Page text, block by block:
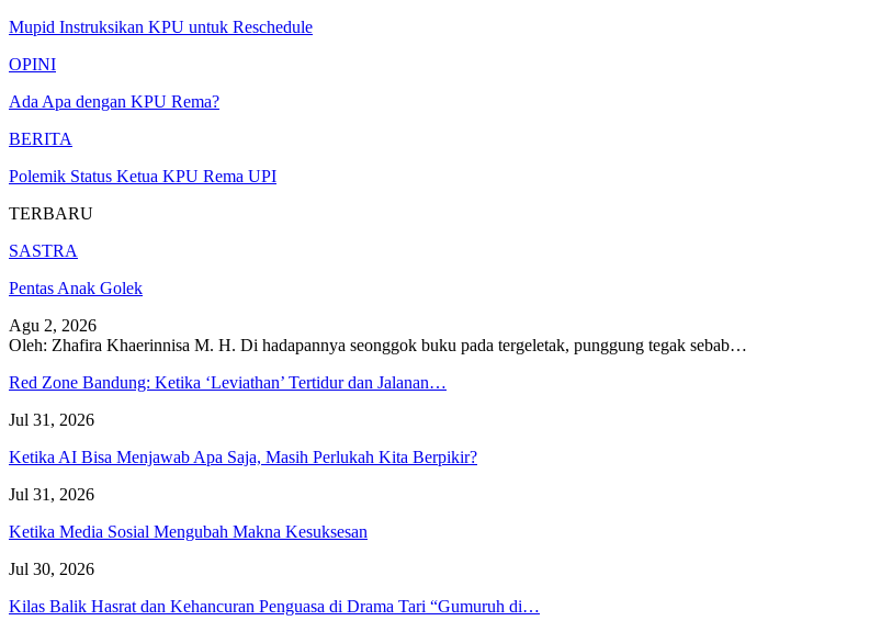
Mupid Instruksikan KPU untuk Reschedule
OPINI
Ada Apa dengan KPU Rema?
BERITA
Polemik Status Ketua KPU Rema UPI
TERBARU
SASTRA
Pentas Anak Golek
Agu 2, 2026
Oleh: Zhafira Khaerinnisa M. H. Di hadapannya seonggok buku pada tergeletak, punggung tegak sebab…
Red Zone Bandung: Ketika ‘Leviathan’ Tertidur dan Jalanan…
Jul 31, 2026
Ketika AI Bisa Menjawab Apa Saja, Masih Perlukah Kita Berpikir?
Jul 31, 2026
Ketika Media Sosial Mengubah Makna Kesuksesan
Jul 30, 2026
Kilas Balik Hasrat dan Kehancuran Penguasa di Drama Tari “Gumuruh di…